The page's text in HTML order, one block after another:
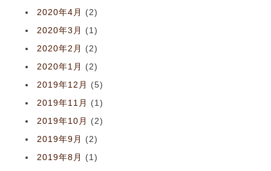
2020年4月
(2)
2020年3月
(1)
2020年2月
(2)
2020年1月
(2)
2019年12月
(5)
2019年11月
(1)
2019年10月
(2)
2019年9月
(2)
2019年8月
(1)